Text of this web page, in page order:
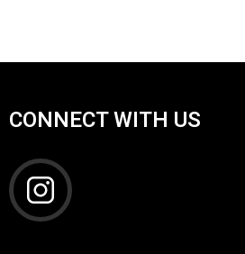
CONNECT WITH US